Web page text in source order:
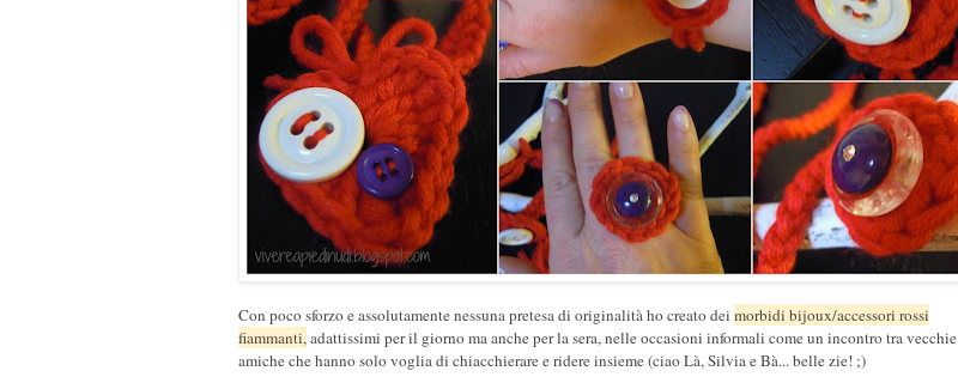
Con poco sforzo e assolutamente nessuna pretesa di originalità ho creato dei morbidi bijoux/accessori rossi
fiammanti,adattissimi per il giorno ma anche per la sera, nelle occasioni informali come un incontro tra vecchie
amiche che hanno solo voglia di chiacchierare e ridere insieme (ciao Là, Silvia e Bà... belle zie! ;)